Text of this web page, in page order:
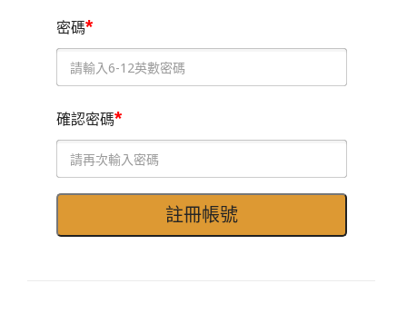
密碼*
確認密碼*